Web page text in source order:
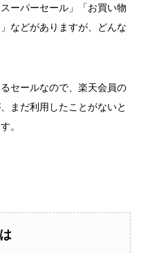
ーパーセール」「お買い物
などがありますが、どんな
セールなので、楽天会員の
まだ利用したことがないと
。